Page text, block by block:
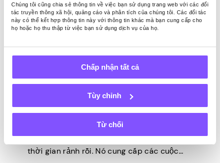
Chúng tôi cũng chia sẻ thông tin về việc bạn sử dụng trang web với các đối
tác truyền thông xã hội, quảng cáo và phân tích của chúng tôi. Các đối tác
này có thể kết hợp thông tin này với thông tin khác mà bạn cung cấp cho
họ hoặc họ thu thập từ việc bạn sử dụng dịch vụ của họ.
Chấp nhận tất cả
Tùy chỉnh
Từ chối
Cập nhật lần cuối -Tháng hai 28, 2025
Khảo sát Pawns.app – Mọi
thứ bạn cần biết
Pawns.app là một ứng dụng khảo sát toàn
cầu giúp người dùng kiếm thêm tiền trong
thời gian rảnh rỗi. Nó cung cấp các cuộc